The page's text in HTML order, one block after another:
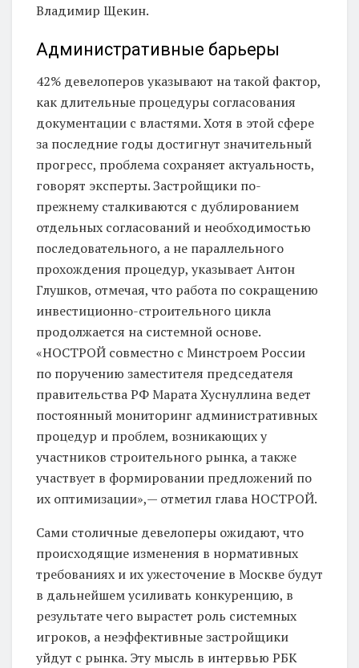
Владимир Щекин.
Административные барьеры
42% девелоперов указывают на такой фактор,
как длительные процедуры согласования
документации с властями. Хотя в этой сфере
за последние годы достигнут значительный
прогресс, проблема сохраняет актуальность,
говорят эксперты. Застройщики по-
прежнему сталкиваются с дублированием
отдельных согласований и необходимостью
последовательного, а не параллельного
прохождения процедур, указывает Антон
Глушков, отмечая, что работа по сокращению
инвестиционно-строительного цикла
продолжается на системной основе.
«НОСТРОЙ совместно с Минстроем России
по поручению заместителя председателя
правительства РФ Марата Хуснуллина ведет
постоянный мониторинг административных
процедур и проблем, возникающих у
участников строительного рынка, а также
участвует в формировании предложений по
их оптимизации»,— отметил глава НОСТРОЙ.
Сами столичные девелоперы ожидают, что
происходящие изменения в нормативных
требованиях и их ужесточение в Москве будут
в дальнейшем усиливать конкуренцию, в
результате чего вырастет роль системных
игроков, а неэффективные застройщики
уйдут с рынка. Эту мысль в интервью РБК